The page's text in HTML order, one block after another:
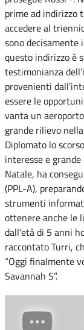
prime ad indirizzo
accedere al
sono
questo indirizzo è
testimonianza
provenienti
essere le
vanta un
grande rilievo
Diplomato lo
interesse e
Natale, ha
(PPL-A),
strumenti
ottenere anche le
dall’età di 5 anni
raccontato Turri,
“Oggi finalmente
Savannah S”.